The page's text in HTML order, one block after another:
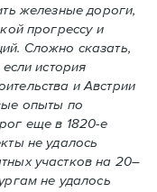
железные дороги,
прогрессу и
Сложно сказать,
история
и Австрии
опыты по
еще в 1820-е
не удалось
участков на 20–
не удалось